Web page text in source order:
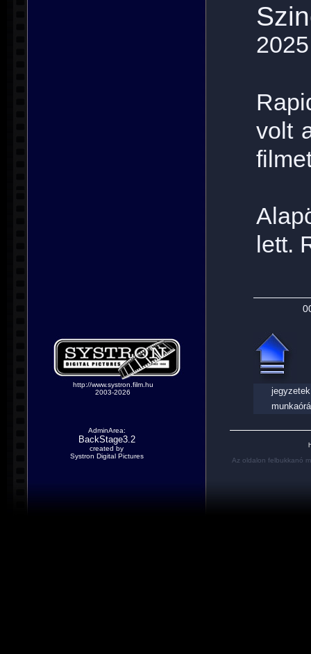
volt
lett.
Az oldalon felbukkanó
http://www.systron.film.hu
2003-2026
AdminArea:
BackStage3.2
created by
Systron Digital Pictures